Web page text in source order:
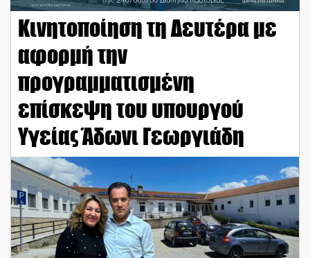
Κινητοποίηση τη Δευτέρα με
αφορμή την
προγραμματισμένη
επίσκεψη του υπουργού
Υγείας Άδωνι Γεωργιάδη